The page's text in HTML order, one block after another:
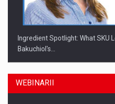
Ingredient Spotlight: What SKU
Bakuchiol's…
WEBINARII